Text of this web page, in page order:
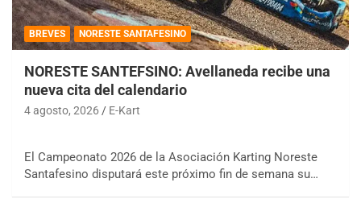
BREVES NORESTE SANTAFESINO
NORESTE SANTEFSINO: Avellaneda recibe una
nueva cita del calendario
4 agosto, 2026 E-Kart
El Campeonato 2026 de la Asociación Karting Noreste
Santafesino disputará este próximo fin de semana su…